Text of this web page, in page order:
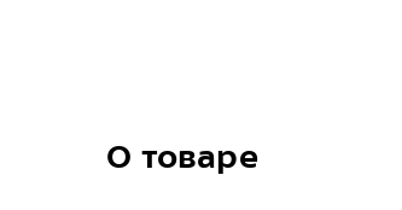
О товаре